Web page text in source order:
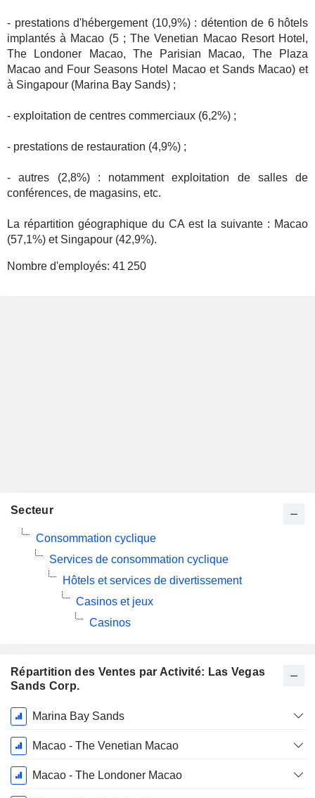
- prestations d'hébergement (10,9%) : détention de 6 hôtels
implantés à Macao (5 ; The Venetian Macao Resort Hotel,
The Londoner Macao, The Parisian Macao, The Plaza
Macao and Four Seasons Hotel Macao et Sands Macao) et
à Singapour (Marina Bay Sands) ;
- exploitation de centres commerciaux (6,2%) ;
- prestations de restauration (4,9%) ;
- autres (2,8%) : notamment exploitation de salles de
conférences, de magasins, etc.
La répartition géographique du CA est la suivante : Macao
(57,1%) et Singapour (42,9%).
Nombre d'employés: 41 250
Répartition des Ventes par Activité: Las Vegas
Sands Corp.
Période
Fiscale:
Décembre
Marina Bay Sands
Macao - The Venetian Macao
Macao - The Londoner Macao
Secteur
Consommation cyclique
Services de consommation cyclique
Hôtels et services de divertissement
Casinos et jeux
Casinos